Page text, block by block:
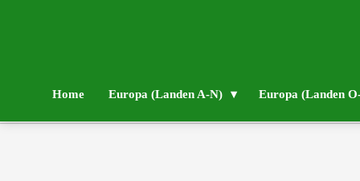
Home Europa (Landen A-N) Europa (Landen